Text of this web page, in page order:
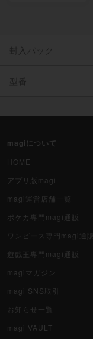
封入パック
型番
magiについて
HOME
アプリ版magi
magi運営店舗一覧
ポケカ専門magi通販
ワンピース専門magi通販
遊戯王専門magi通販
magiマガジン
magi SNS取引
お知らせ一覧
magi VAULT